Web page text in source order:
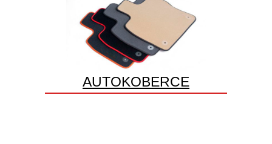
AUTOKOBERCE